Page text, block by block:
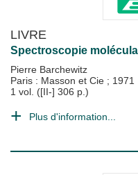
LIVRE
Spectroscopie
Pierre Barchewitz
Paris : Masson et Cie ; 1971
1 vol. ([II-] 306 p.)
Plus d'information...